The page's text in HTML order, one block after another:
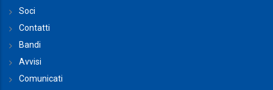
Soci
Contatti
Bandi
Avvisi
Comunicati